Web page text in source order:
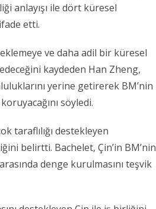
anlayışı ile dört küresel
etti.
ve daha adil bir küresel
kaydeden Han Zheng,
yerine getirerek BM’nin
söyledi.
taraflılığı destekleyen
belirtti. Bachelet, Çin’in BM’nin
denge kurulmasını teşvik